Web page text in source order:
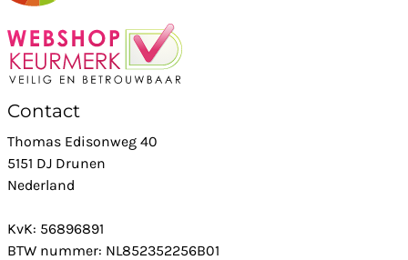
Contact
Thomas Edisonweg 40
5151 DJ Drunen
Nederland
KvK: 56896891
BTW nummer: NL852352256B01